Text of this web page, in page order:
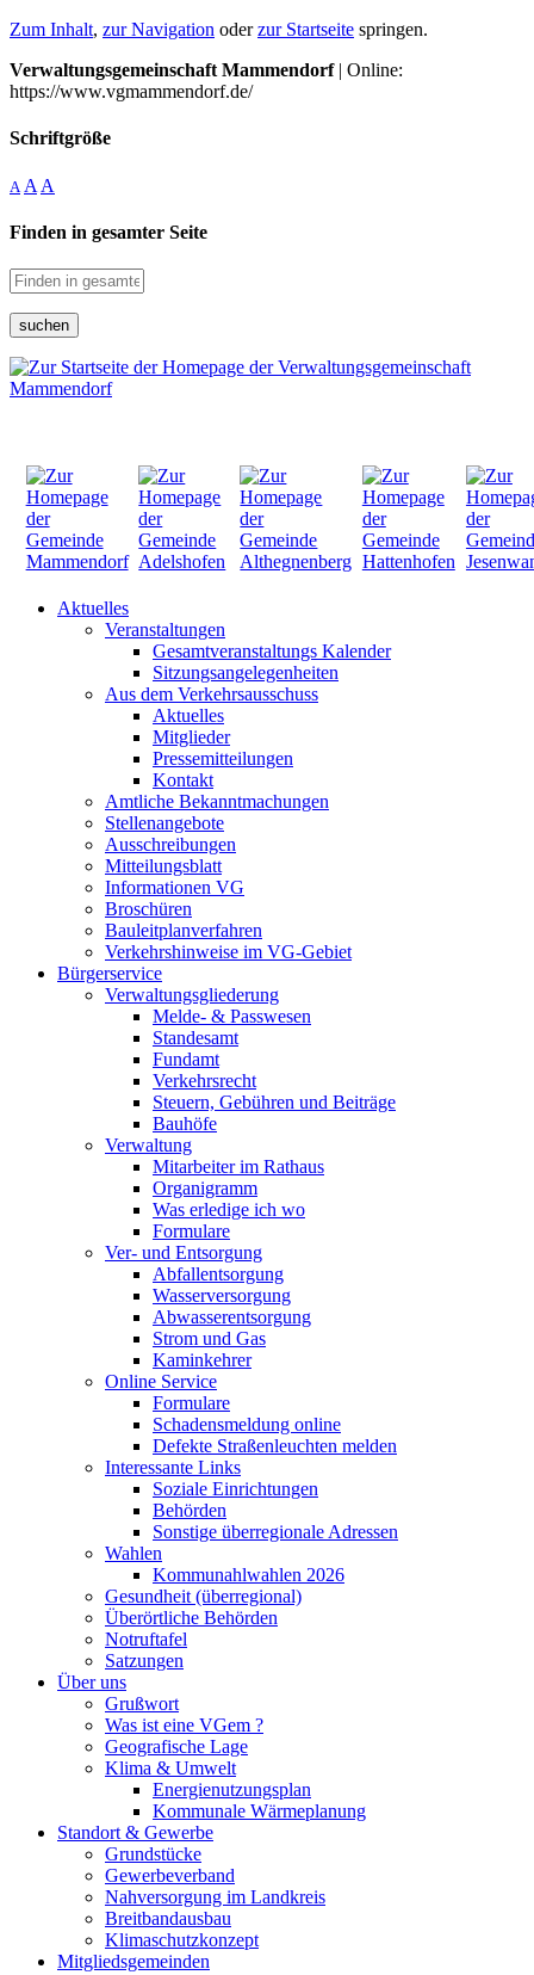
Zum Inhalt, zur Navigation oderzur Startseite springen.
Verwaltungsgemeinschaft Mammendorf| Online:
https://www.vgmammendorf.de/
Schriftgröße
A A A
Finden in gesamter Seite
suchen
Aktuelles
Veranstaltungen
Gesamtveranstaltungs Kalender
Sitzungsangelegenheiten
Aus dem Verkehrsausschuss
Aktuelles
Mitglieder
Pressemitteilungen
Kontakt
Amtliche Bekanntmachungen
Stellenangebote
Ausschreibungen
Mitteilungsblatt
Informationen VG
Broschüren
Bauleitplanverfahren
Verkehrshinweise im VG-Gebiet
Bürgerservice
Verwaltungsgliederung
Melde- & Passwesen
Standesamt
Fundamt
Verkehrsrecht
Steuern, Gebühren und Beiträge
Bauhöfe
Verwaltung
Mitarbeiter im Rathaus
Organigramm
Was erledige ich wo
Formulare
Ver- und Entsorgung
Abfallentsorgung
Wasserversorgung
Abwasserentsorgung
Strom und Gas
Kaminkehrer
Online Service
Formulare
Schadensmeldung online
Defekte Straßenleuchten melden
Interessante Links
Soziale Einrichtungen
Behörden
Sonstige überregionale Adressen
Wahlen
Kommunahlwahlen 2026
Gesundheit (überregional)
Überörtliche Behörden
Notruftafel
Satzungen
Über uns
Grußwort
Was ist eine VGem ?
Geografische Lage
Klima & Umwelt
Energienutzungsplan
Kommunale Wärmeplanung
Standort & Gewerbe
Grundstücke
Gewerbeverband
Nahversorgung im Landkreis
Breitbandausbau
Klimaschutzkonzept
Mitgliedsgemeinden